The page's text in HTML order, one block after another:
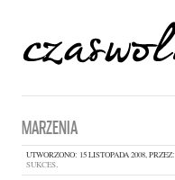
MARZENIA
UTWORZONO: 15 LISTOPADA 2008, PRZEZ:
SUKCES.